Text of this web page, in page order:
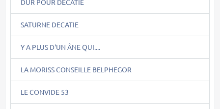
DUR POUR DECATIE
SATURNE DECATIE
Y A PLUS D'UN ÂNE QUI....
LA MORISS CONSEILLE BELPHEGOR
LE CONVIDE 53